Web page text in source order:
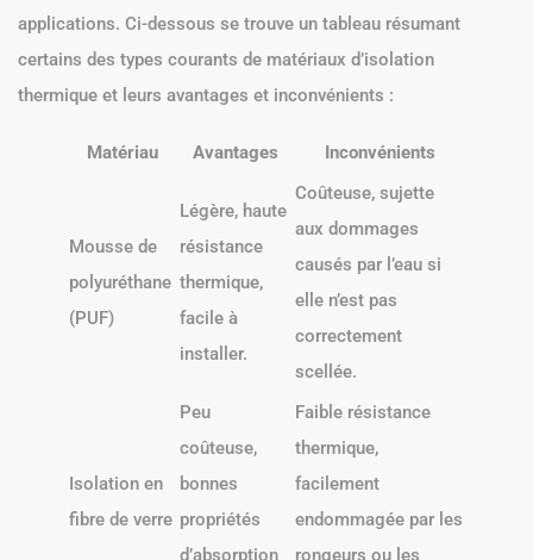
applications. Ci-dessous se trouve un tableau résumant
certains des types courants de matériaux d’isolation
thermique et leurs avantages et inconvénients :
Matériau Avantages Inconvénients
Mousse de
polyuréthane
(PUF)
Légère, haute
résistance
thermique,
facile à
installer.
Coûteuse, sujette
aux dommages
causés par l’eau si
elle n’est pas
correctement
scellée.
Isolation en
fibre de verre
Peu
coûteuse,
bonnes
propriétés
d’absorption
Faible résistance
thermique,
facilement
endommagée par les
rongeurs ou les